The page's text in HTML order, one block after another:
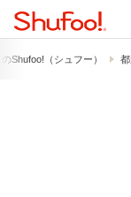
​Shufoo!​（シュフー）